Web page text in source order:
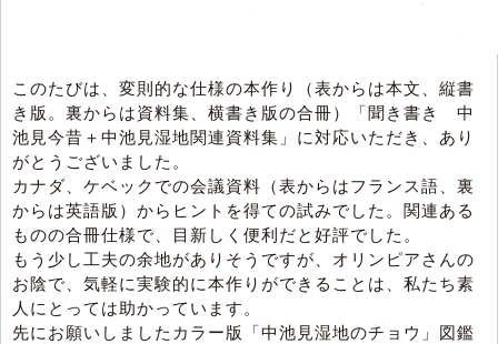
このたびは、変則的な仕様の本作り（表からは本文、縦書
き版。裏からは資料集、横書き版の合冊）「聞き書き 中
池見今昔＋中池見湿地関連資料集」に対応いただき、あり
がとうございました。
カナダ、ケベックでの会議資料（表からはフランス語、裏
からは英語版）からヒントを得ての試みでした。関連ある
ものの合冊仕様で、目新しく便利だと好評でした。
もう少し工夫の余地がありそうですが、オリンピアさんの
お陰で、気軽に実験的に本作りができることは、私たち素
人にとっては助かっています。
先にお願いしましたカラー版「中池見湿地のチョウ」図鑑